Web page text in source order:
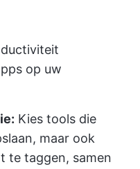
op uw
Kies tools die
maar ook
te taggen, samen